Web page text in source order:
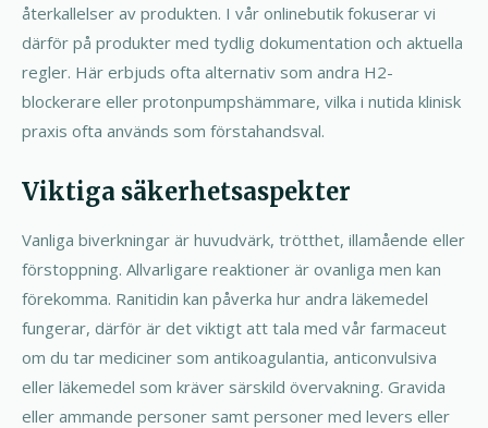
återkallelser av produkten. I vår onlinebutik fokuserar vi
därför på produkter med tydlig dokumentation och aktuella
regler. Här erbjuds ofta alternativ som andra H2-
blockerare eller protonpumpshämmare, vilka i nutida klinisk
praxis ofta används som förstahandsval.
Viktiga säkerhetsaspekter
Vanliga biverkningar är huvudvärk, trötthet, illamående eller
förstoppning. Allvarligare reaktioner är ovanliga men kan
förekomma. Ranitidin kan påverka hur andra läkemedel
fungerar, därför är det viktigt att tala med vår farmaceut
om du tar mediciner som antikoagulantia, anticonvulsiva
eller läkemedel som kräver särskild övervakning. Gravida
eller ammande personer samt personer med levers eller